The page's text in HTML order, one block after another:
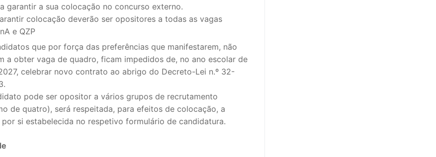
garantir a sua colocação no concurso externo.
colocação deverão ser opositores a todas as vagas
e QZP
que por força das preferências que manifestarem, não
a obter vaga de quadro, ficam impedidos de, no ano escolar de
celebrar novo contrato ao abrigo do Decreto-Lei n.º 32-
pode ser opositor a vários grupos de recrutamento
de quatro), será respeitada, para efeitos de colocação, a
por si estabelecida no respetivo formulário de candidatura.